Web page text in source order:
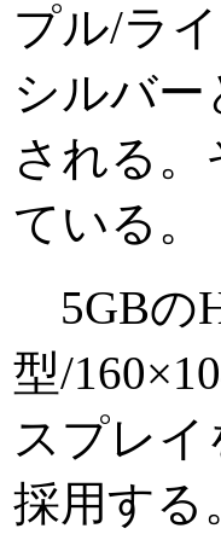
プル/ラ
シルバ
される
ている。
5GBの
型/
スプレ
採用する